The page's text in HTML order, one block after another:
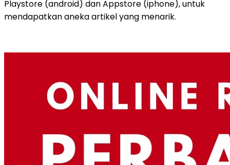
Playstore (android) dan Appstore (iphone), untuk
mendapatkan aneka artikel yang menarik.